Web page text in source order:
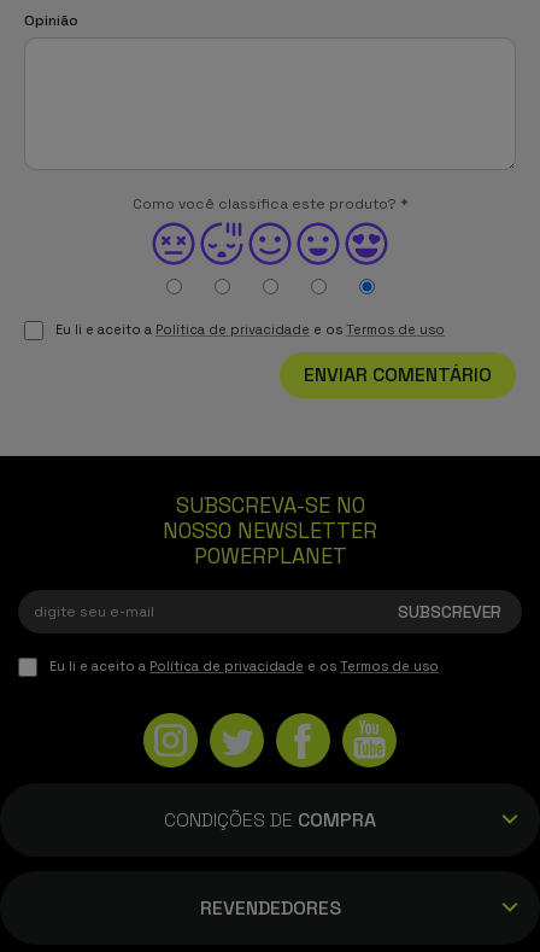
Opinião
Como você classifica este produto? *
Eu li e aceito a Política de privacidade e os Termos de uso
ENVIAR COMENTÁRIO
SUBSCREVA-SE NO
NOSSO NEWSLETTER
POWERPLANET
Eu li e aceito a Política de privacidade e os Termos de uso
CONDIÇÕES DE COMPRA
REVENDEDORES